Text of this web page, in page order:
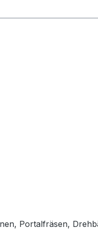
Portalfräsen,